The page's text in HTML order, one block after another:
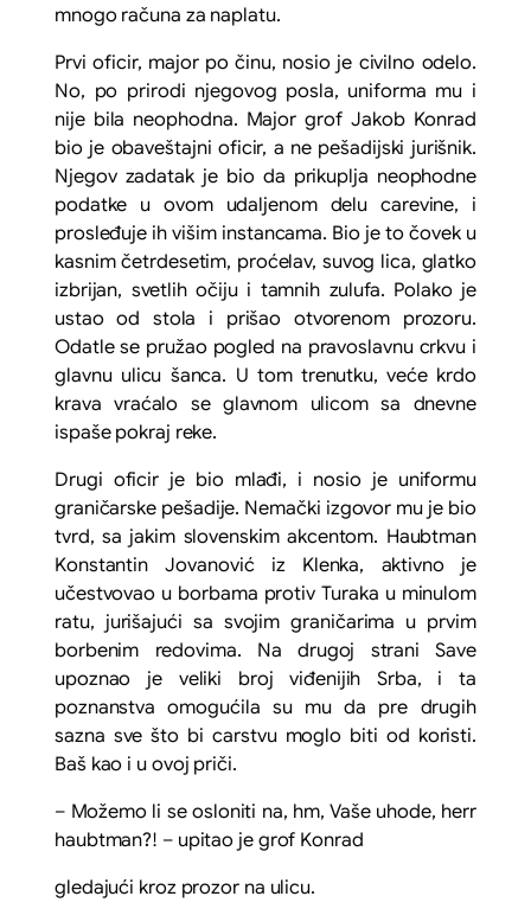
mnogo računa za naplatu.
Prvi oficir, major po činu, nosio je civilno odelo.
No, po prirodi njegovog posla, uniforma mu i
nije bila neophodna. Major grof Jakob Konrad
bio je obaveštajni oficir, a ne pešadijski jurišnik.
Njegov zadatak je bio da prikuplja neophodne
podatke u ovom udaljenom delu carevine, i
prosleđuje ih višim instancama. Bio je to čovek u
kasnim četrdesetim, proćelav, suvog lica, glatko
izbrijan, svetlih očiju i tamnih zulufa. Polako je
ustao od stola i prišao otvorenom prozoru.
Odatle se pružao pogled na pravoslavnu crkvu i
glavnu ulicu šanca. U tom trenutku, veće krdo
krava vraćalo se glavnom ulicom sa dnevne
ispaše pokraj reke.
Drugi oficir je bio mlađi, i nosio je uniformu
graničarske pešadije. Nemački izgovor mu je bio
tvrd, sa jakim slovenskim akcentom. Haubtman
Konstantin Jovanović iz Klenka, aktivno je
učestvovao u borbama protiv Turaka u minulom
ratu, jurišajući sa svojim graničarima u prvim
borbenim redovima. Na drugoj strani Save
upoznao je veliki broj viđenijih Srba, i ta
poznanstva omogućila su mu da pre drugih
sazna sve što bi carstvu moglo biti od koristi.
Baš kao i u ovoj priči.
– Možemo li se osloniti na, hm, Vaše uhode, herr
haubtman?! – upitao je grof Konrad
gledajući kroz prozor na ulicu.